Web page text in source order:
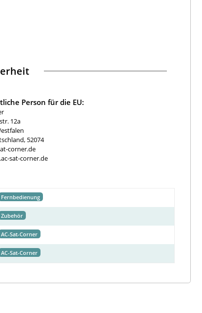
Person für die EU:
12a
52074
corner.de
sat-corner.de
Fernbedienung
Zubehör
AC-Sat-Corner
AC-Sat-Corner